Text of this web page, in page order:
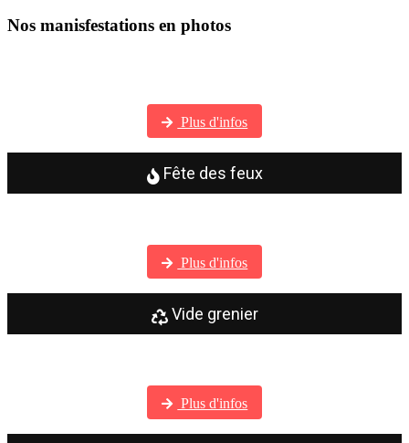
Nos manisfestations en photos
Plus d'infos
Fête des feux
Plus d'infos
Vide grenier
Plus d'infos